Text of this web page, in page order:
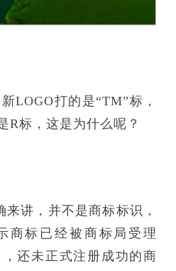
LOGO打的是“TM”标，
R标，这是为什么呢？
讲，并不是商标标识，
商标已经被商标局受理
，还未正式注册成功的商